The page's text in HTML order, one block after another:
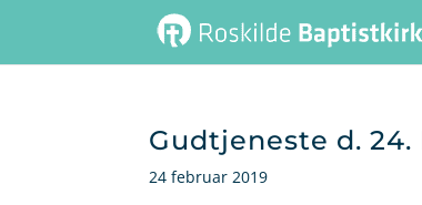
Gudtjeneste d. 24.
24 februar 2019